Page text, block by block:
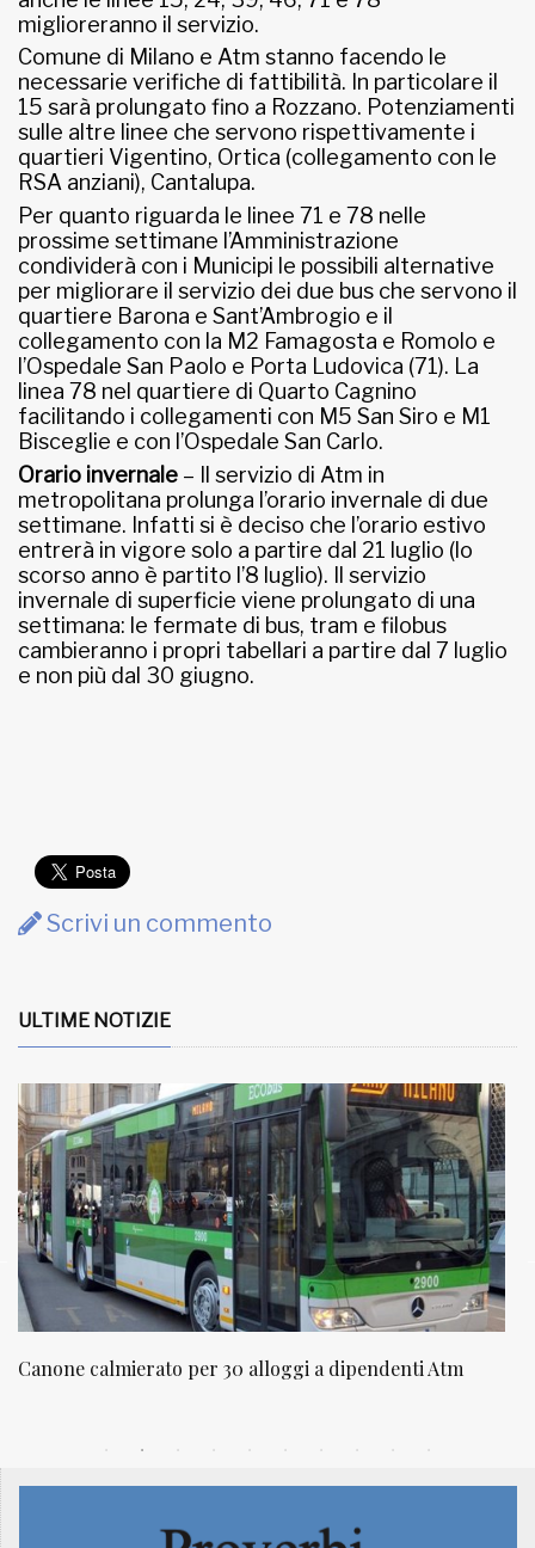
miglioreranno il servizio.
Comune di Milano e Atm stanno facendo le
necessarie verifiche di fattibilità. In particolare il
15 sarà prolungato fino a Rozzano. Potenziamenti
sulle altre linee che servono rispettivamente i
quartieri Vigentino, Ortica (collegamento con le
RSA anziani), Cantalupa.
Per quanto riguarda le linee 71 e 78 nelle
prossime settimane l’Amministrazione
condividerà con i Municipi le possibili alternative
per migliorare il servizio dei due bus che servono il
quartiere Barona e Sant’Ambrogio e il
collegamento con la M2 Famagosta e Romolo e
l’Ospedale San Paolo e Porta Ludovica (71). La
linea 78 nel quartiere di Quarto Cagnino
facilitando i collegamenti con M5 San Siro e M1
Bisceglie e con l’Ospedale San Carlo.
Orario invernale – Il servizio di Atm in
metropolitana prolunga l’orario invernale di due
settimane. Infatti si è deciso che l’orario estivo
entrerà in vigore solo a partire dal 21 luglio (lo
scorso anno è partito l’8 luglio). Il servizio
invernale di superficie viene prolungato di una
settimana: le fermate di bus, tram e filobus
cambieranno i propri tabellari a partire dal 7 luglio
e non più dal 30 giugno.
Scrivi un commento
ULTIME NOTIZIE
NATUROPATIA IN BREVE 20/01